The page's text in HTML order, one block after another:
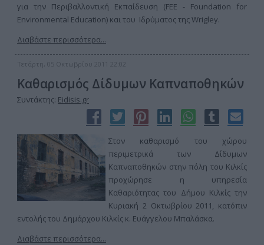
για την Περιβαλλοντική Εκπαίδευση (FEE - Foundation for
Environmental Education) και του Ιδρύματος της Wrigley.
Διαβάστε περισσότερα...
Τετάρτη, 05 Οκτωβρίου 2011 22:02
Καθαρισμός Δίδυμων Καπναποθηκών
Συντάκτης: Eidisis.gr
Στον καθαρισμό του χώρου
περιμετρικά των Δίδυμων
Καπναποθηκών στην πόλη του Κιλκίς
προχώρησε η υπηρεσία
Καθαριότητας του Δήμου Κιλκίς την
Κυριακή 2 Οκτωβρίου 2011, κατόπιν
εντολής του Δημάρχου Κιλκίς κ. Ευάγγελου Μπαλάσκα.
Διαβάστε περισσότερα...